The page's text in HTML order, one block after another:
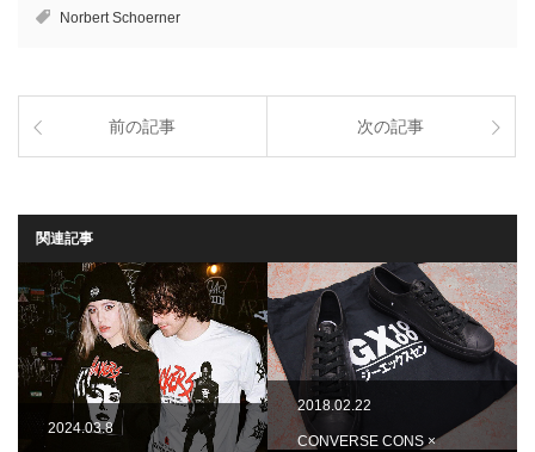
Norbert Schoerner
前の記事 次の記事
関連記事
2024.03.8
2018.02.22
CONVERSE CONS ×